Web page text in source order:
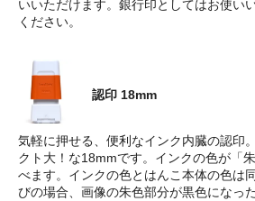
いいただけます。銀行印としてはお使い
ください。
認印 18mm
気軽に押せる、便利なインク内臓の認印
クト大！な18mmです。インクの色が「
べます。インクの色とはんこ本体の色は
びの場合、画像の朱色部分が黒色になっ